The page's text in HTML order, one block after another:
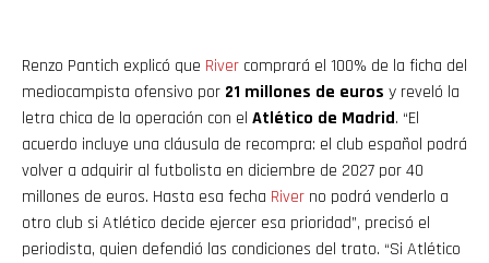
Renzo Pantich explicó que River comprará el 100% de la ficha del
mediocampista ofensivo por 21 millones de euros y reveló la
letra chica de la operación con el Atlético de Madrid. “El
acuerdo incluye una cláusula de recompra: el club español podrá
volver a adquirir al futbolista en diciembre de 2027 por 40
millones de euros. Hasta esa fecha River no podrá venderlo a
otro club si Atlético decide ejercer esa prioridad”, precisó el
periodista, quien defendió las condiciones del trato. “Si Atlético